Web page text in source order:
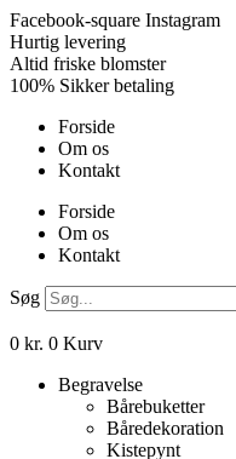
Videre
til
indhold
Facebook-square Instagram
Hurtig levering
Altid friske blomster
100% Sikker betaling
Forside
Om os
Kontakt
Forside
Om os
Kontakt
Søg
0 kr. 0 Kurv
Begravelse
Bårebuketter
Båredekoration
Kistepynt